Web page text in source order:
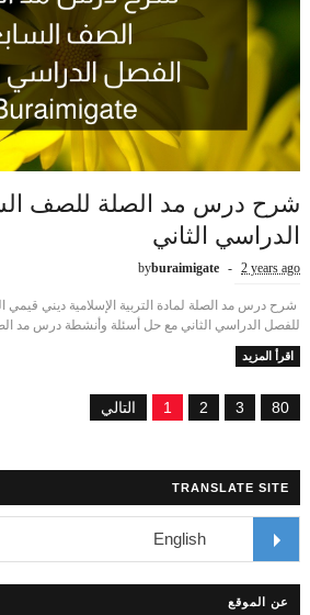
شرح درس مد الصلة للصف
الدراسي الثاني
byburaimigate 2 years ago
شرح درس مد الصلة لمادة التربية الإسلامية ديني قيمي
للفصل الدراسي الثاني مع حل أسئلة وأنشطة درس مد
اقرأ المزيد
1 2 3 80 التالي
TRANSLATE SITE
عن الموقع